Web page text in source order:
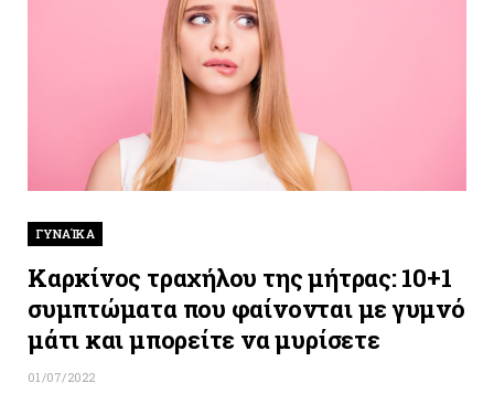
ΓΥΝΑΊΚΑ
Καρκίνος τραχήλου της μήτρας: 10+1
συμπτώματα που φαίνονται με γυμνό
μάτι και μπορείτε να μυρίσετε
01/07/2022